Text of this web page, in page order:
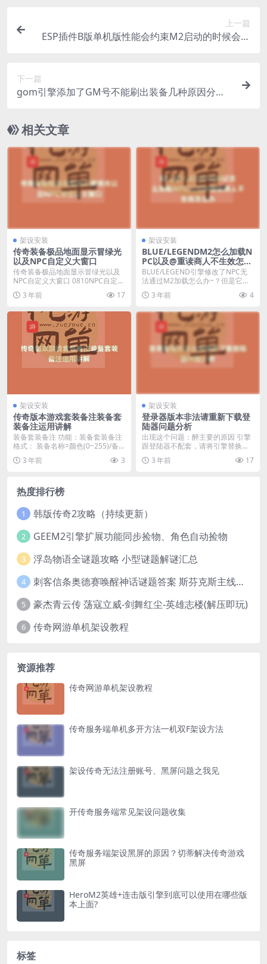
上一篇
ESP插件B版单机版性能会约束M2启动的时候会卡
下一篇
gom引擎添加了GM号不能刷出装备几种原因分析
相关文章
架设安装
传奇装备极品地面显示冒绿光
以及NPC自定义大窗口
传奇装备极品地面显示冒绿光以及
NPC自定义大窗口 0810NPC自定义
大窗口 格...
3 年前 17
架设安装
BLUE/LEGENDM2怎么加载N
PC以及@重读商人不生效怎么
办
BLUE/LEGEND引擎修改了NPC无
法通过M2加载怎么办~？但是它还
是可以用...
3 年前 4
架设安装
传奇版本游戏套装备注装备套
装备注运用讲解
装备套装备注 功能：装备套装备注
格式： 装备名称=颜色(0~255)/备
注描述...
3 年前 3
架设安装
登录器版本非法请重新下载登
陆器问题分析
出现这个问题：醉主要的原因 引擎
跟登陆器不配套，请将引擎替换到
跟登陆器配套的即可...
3 年前 17
热度排行榜
1 韩版传奇2攻略（持续更新）
2 GEEM2引擎扩展功能同步捡物、角色自动捡物
3 浮岛物语全谜题攻略 小型谜题解谜汇总
4 刺客信条奥德赛唤醒神话谜题答案 斯芬克斯主线攻略
5 豪杰青云传 荡寇立威-剑舞红尘-英雄志楼(解压即玩)
6 传奇网游单机架设教程
资源推荐
传奇网游单机架设教程
传奇服务端单机多开方法一机双F架设方法
架设传奇无法注册账号、黑屏问题之我见
开传奇服务端常见架设问题收集
传奇服务端架设黑屏的原因？切蒂解决传奇游戏
黑屏
HeroM2英雄+连击版引擎到底可以使用在哪些版
本上面?
标签